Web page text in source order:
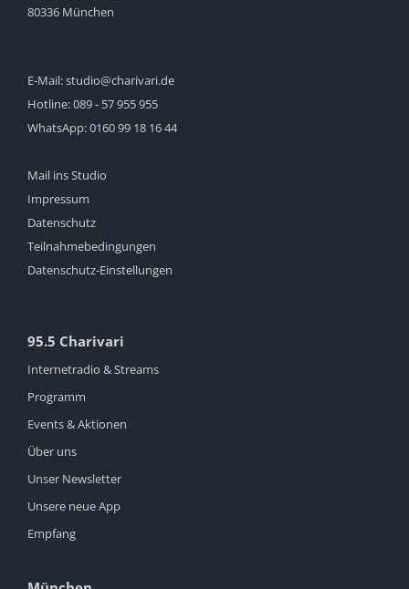
80336 München
E-Mail:studio@charivari.de
Hotline:089 - 57 955 955
WhatsApp:0160 99 18 16 44
Mail ins Studio
Impressum
Datenschutz
Teilnahmebedingungen
Datenschutz-Einstellungen
95.5 Charivari
Internetradio & Streams
Programm
Events & Aktionen
Über uns
Unser Newsletter
Unsere neue App
Empfang